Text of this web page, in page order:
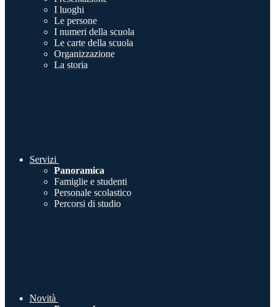
I luoghi
Le persone
I numeri della scuola
Le carte della scuola
Organizzazione
La storia
Servizi
Panoramica
Famiglie e studenti
Personale scolastico
Percorsi di studio
Novità